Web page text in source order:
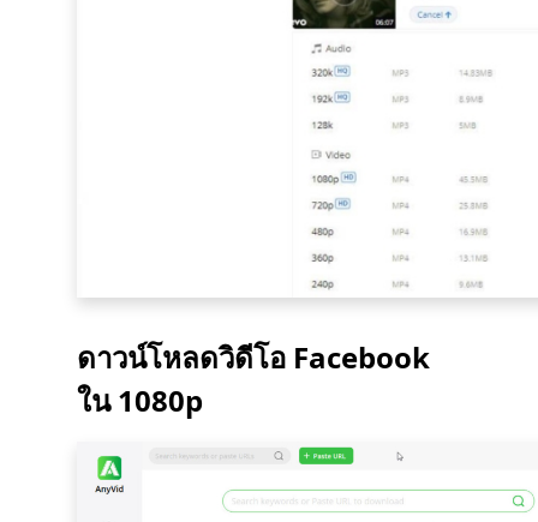
ดาวน์โหลดวิดีโอ Facebook
ใน 1080p